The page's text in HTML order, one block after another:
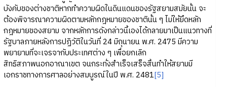
บังคับของต่างชาติหากทำความผิดในดินแดนของรัฐสยามสมัยนั้น จะ
ต้องพิจารณาความผิดตามหลักกฎหมายของชาตินั้น ๆ ไม่ให้ยึดหลัก
กฎหมายของสยาม จากหลักการดังกล่าวนี้เองได้กลายมาเป็นแนวทางที่
รัฐบาลภายหลังการปฏิวัติในวันที่ 24 มิถุนายน พ.ศ. 2475 มีความ
พยายามที่จะเจรจากับประเทศต่าง ๆ เพื่อยกเลิก
สิทธิสภาพนอกอาณาเขต จนกระทั่งสำเร็จเสร็จสิ้นทำให้สยามมี
เอกราชทางการศาลอย่างสมบูรณ์ในปี พ.ศ. 2481[5]